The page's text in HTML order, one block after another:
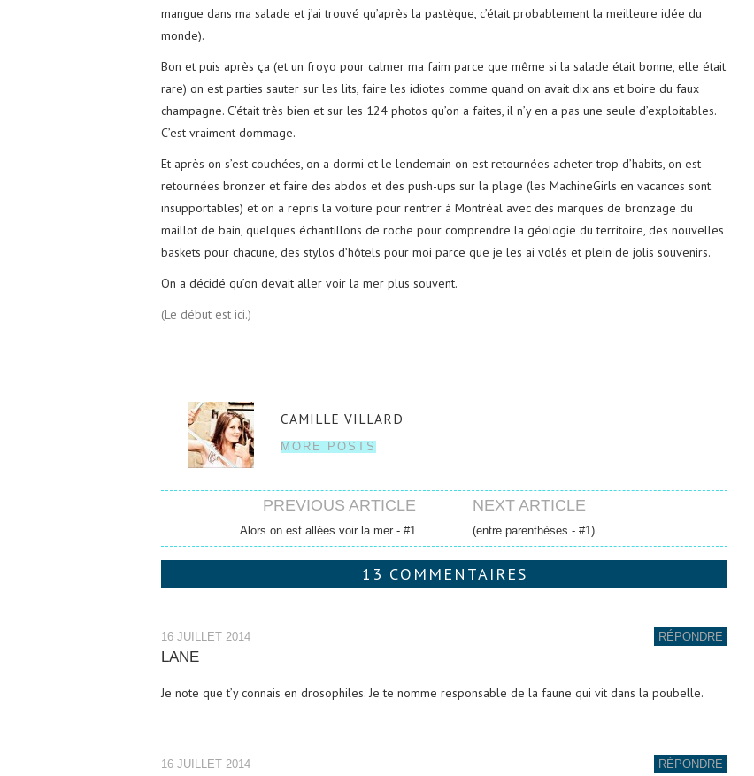
mangue dans ma salade et j’ai trouvé qu’après la pastèque, c’était probablement la meilleure idée du
monde).
Bon et puis après ça (et un froyo pour calmer ma faim parce que même si la salade était bonne, elle était
rare) on est parties sauter sur les lits, faire les idiotes comme quand on avait dix ans et boire du faux
champagne. C’était très bien et sur les 124 photos qu’on a faites, il n’y en a pas une seule d’exploitables.
C’est vraiment dommage.
Et après on s’est couchées, on a dormi et le lendemain on est retournées acheter trop d’habits, on est
retournées bronzer et faire des abdos et des push-ups sur la plage (les MachineGirls en vacances sont
insupportables) et on a repris la voiture pour rentrer à Montréal avec des marques de bronzage du
maillot de bain, quelques échantillons de roche pour comprendre la géologie du territoire, des nouvelles
baskets pour chacune, des stylos d’hôtels pour moi parce que je les ai volés et plein de jolis souvenirs.
On a décidé qu’on devait aller voir la mer plus souvent.
(Le début est ici.)
CAMILLE VILLARD
MORE POSTS
Post navigation
PREVIOUS ARTICLE
Alors on est allées voir la mer - #1
NEXT ARTICLE
(entre parenthèses - #1)
13 COMMENTAIRES
RÉPONDRE
16 JUILLET 2014
LANE
Je note que t’y connais en drosophiles. Je te nomme responsable de la faune qui vit dans la poubelle.
RÉPONDRE
16 JUILLET 2014